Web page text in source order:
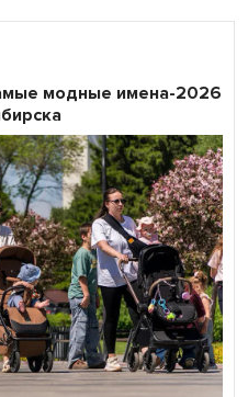
модные имена-2026